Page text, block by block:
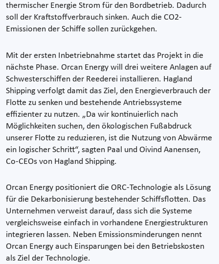
thermischer Energie Strom für den Bordbetrieb. Dadurch
soll der Kraftstoffverbrauch sinken. Auch die CO2-
Emissionen der Schiffe sollen zurückgehen.
Mit der ersten Inbetriebnahme startet das Projekt in die
nächste Phase. Orcan Energy will drei weitere Anlagen auf
Schwesterschiffen der Reederei installieren. Hagland
Shipping verfolgt damit das Ziel, den Energieverbrauch der
Flotte zu senken und bestehende Antriebssysteme
effizienter zu nutzen. „Da wir kontinuierlich nach
Möglichkeiten suchen, den ökologischen Fußabdruck
unserer Flotte zu reduzieren, ist die Nutzung von Abwärme
ein logischer Schritt“, sagten Paal und Oivind Aanensen,
Co-CEOs von Hagland Shipping.
Orcan Energy positioniert die ORC-Technologie als Lösung
für die Dekarbonisierung bestehender Schiffsflotten. Das
Unternehmen verweist darauf, dass sich die Systeme
vergleichsweise einfach in vorhandene Energiestrukturen
integrieren lassen. Neben Emissionsminderungen nennt
Orcan Energy auch Einsparungen bei den Betriebskosten
als Ziel der Technologie.